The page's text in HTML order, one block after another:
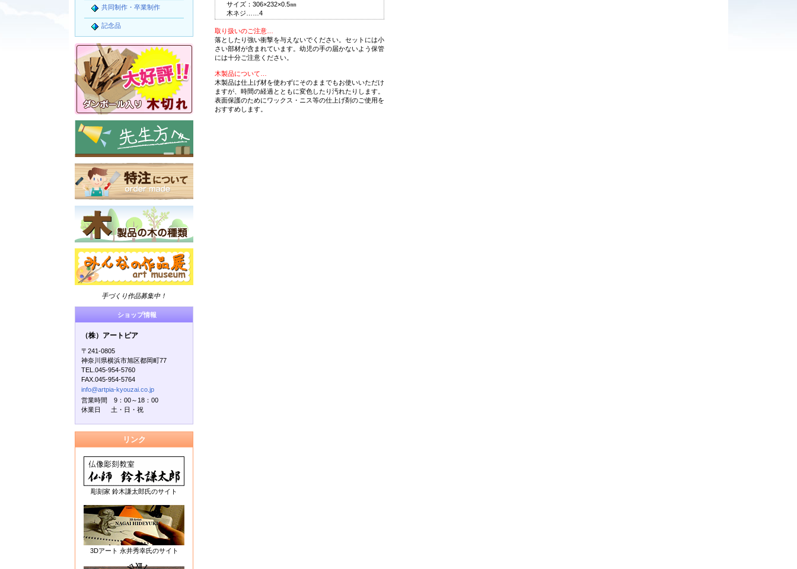
サイズ：306×232×0.5㎜
木ネジ……4
取り扱いのご注意…
落としたり強い衝撃を与えないでください。セットには小
さい部材が含まれています。幼児の手の届かないよう保管
には十分ご注意ください。
木製品について…
木製品は仕上げ材を使わずにそのままでもお使いいただけ
ますが、時間の経過とともに変色したり汚れたりします。
表面保護のためにワックス・ニス等の仕上げ剤のご使用を
おすすめします。
共同制作・卒業制作
記念品
手づくり作品募集中！
ショップ情報
（株）アートピア
〒241-0805
神奈川県横浜市旭区都岡町77
TEL.045-954-5760
FAX.045-954-5764
info@artpia-kyouzai.co.jp
営業時間 9：00～18：00
休業日 土・日・祝
リンク
彫刻家 鈴木謙太郎氏のサイト
3Dアート 永井秀幸氏のサイト